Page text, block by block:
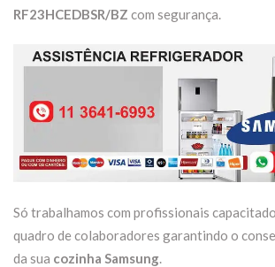
RF23HCEDBSR/BZ com segurança.
Só trabalhamos com profissionais
quadro de colaboradores garantindo o
da sua cozinha Samsung.